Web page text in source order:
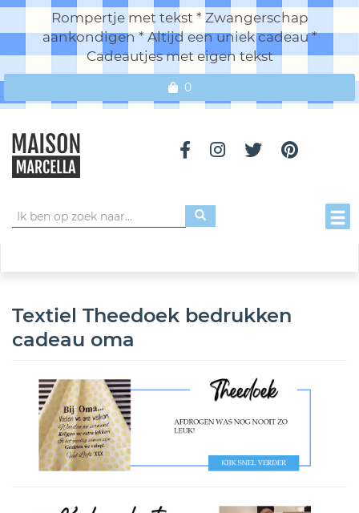
Rompertje met tekst * Zwangerschap
aankondigen * Altijd een uniek cadeau *
Cadeautjes met eigen tekst
0
Textiel Theedoek bedrukken
cadeau oma